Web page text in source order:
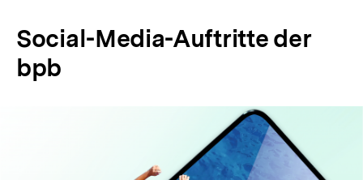
Social-Media-Auftritte der
bpb